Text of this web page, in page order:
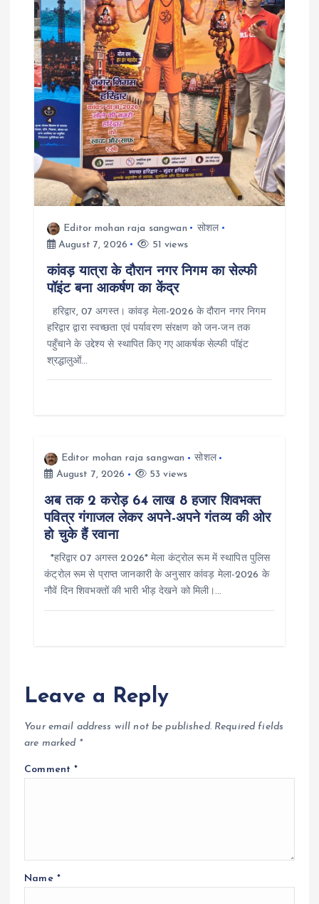
t
o
n
Editor mohan raja sangwan
सोशल
August 7, 2026
51 views
कांवड़ यात्रा के दौरान नगर निगम का सेल्फी
पॉइंट बना आकर्षण का केंद्र
हरिद्वार, 07 अगस्त। कांवड़ मेला-2026 के दौरान नगर निगम
हरिद्वार द्वारा स्वच्छता एवं पर्यावरण संरक्षण को जन-जन तक
पहुँचाने के उद्देश्य से स्थापित किए गए आकर्षक सेल्फी पॉइंट
श्रद्धालुओं…
Editor mohan raja sangwan
सोशल
August 7, 2026
53 views
अब तक 2 करोड़ 64 लाख 8 हजार शिवभक्त
पवित्र गंगाजल लेकर अपने-अपने गंतव्य की ओर
हो चुके हैं रवाना
*हरिद्वार 07 अगस्त 2026* मेला कंट्रोल रूम में स्थापित पुलिस
कंट्रोल रूम से प्राप्त जानकारी के अनुसार कांवड़ मेला-2026 के
नौवें दिन शिवभक्तों की भारी भीड़ देखने को मिली।…
Leave a Reply
Your email address will not be published. Required fields
are marked *
Comment*
Name *